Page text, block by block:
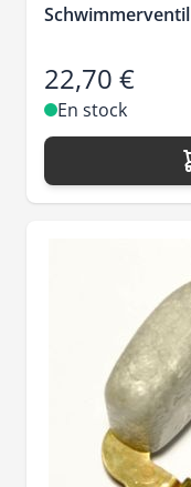
Schwimmerventil
22,70 €
En stock